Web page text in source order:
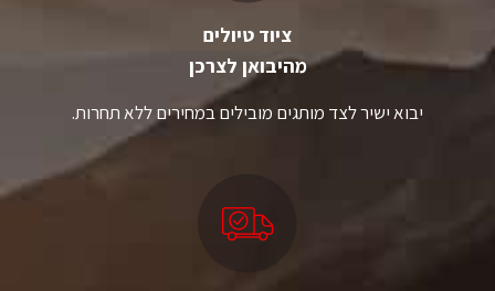
ציוד טיולים
מהיבואן לצרכן
יבוא ישיר לצד מותגים מובילים במחירים ללא תחרות.